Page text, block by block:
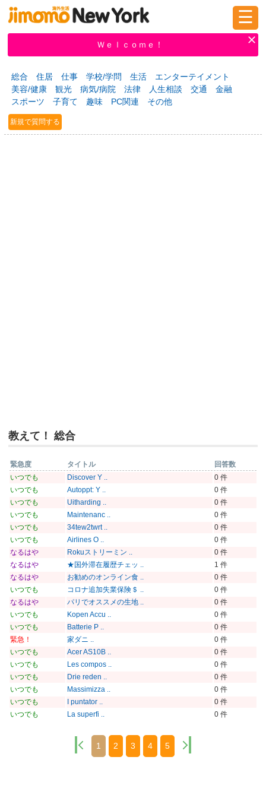
新規登録
掲示板 タウン情報 教えて！
☰
Ｗｅｌｃｏｍｅ！
総合 住居 仕事 学校/学問 生活
エンターテイメント
美容/健康
観光 病気/病院 法律 人生相談 交通
金融
スポーツ
子育て 趣味 PC関連 その他
新規で質問する
教えて！ 総合
緊急度 タイトル
回答数
いつでも
Discover Y ..
0 件
いつでも
Autoppt: Y ..
0 件
いつでも
Uitharding ..
0 件
いつでも
Maintenanc ..
0 件
いつでも
34tew2twrt ..
0 件
いつでも
Airlines O ..
0 件
なるはや
Rokuストリーミン ..
0 件
なるはや
★国外滞在履歴チェッ ..
1 件
なるはや
お勧めのオンライン食 ..
0 件
いつでも
コロナ追加失業保険＄ ..
0 件
なるはや
パリでオススメの生地 ..
0 件
いつでも
Kopen Accu ..
0 件
いつでも
Batterie P ..
0 件
緊急！
家ダニ ..
0 件
いつでも
Acer AS10B ..
0 件
いつでも
Les compos ..
0 件
いつでも
Drie reden ..
0 件
いつでも
Massimizza ..
0 件
いつでも
I puntator ..
0 件
いつでも
La superfi .. 0 件
1 2 3 4 5